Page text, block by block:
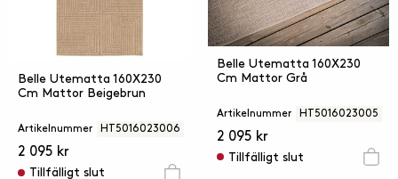
Belle Utematta 160X230
Cm Mattor Beigebrun
Artikelnummer HT5016023006
2 095 kr
Tillfälligt slut
Belle Utematta 160X230
Cm Mattor Grå
Artikelnummer HT5016023005
2 095 kr
Tillfälligt slut